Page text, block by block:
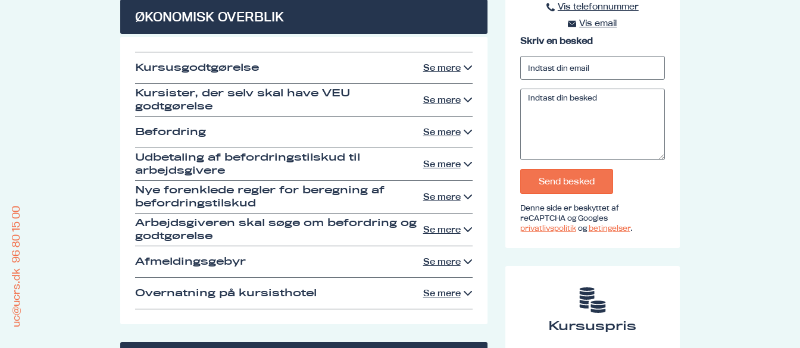
ØKONOMISK OVERBLIK
Kursusgodtgørelse Se mere
Kursister, der selv skal have VEU
godtgørelse
Se mere
Befordring Se mere
Udbetaling af befordringstilskud til
arbejdsgivere
Se mere
Nye forenklede regler for beregning af
befordringstilskud
Se mere
Arbejdsgiveren skal søge om befordring og
godtgørelse
Se mere
Afmeldingsgebyr Se mere
Overnatning på kursisthotel Se mere
Vis telefonnummer
96801516
Vis emailkursus@ucrs.dk
Skriv en besked
Send besked
Denne side er beskyttet af
reCAPTCHA og Googles
privatlivspolitikogbetingelser.
Kursuspris
uc@ucrs.dk
96 80 15 00